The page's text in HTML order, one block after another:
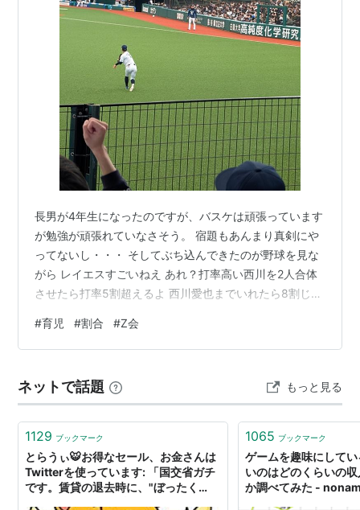
長男が4年生になったのですが、バスケは頑張っています
が勉強が頑張れていなさそう。 宿題もあんまり真剣にや
ってないし・・・ そしてぶち込んできたのが野球を見な
がら レイエスすごいねえ あれ？打率高い西川を2人合体
させたら打率5割超えるよ 西川愛也までいれたら8割じゃ
んです。おもろいから ただ、おもろいこと言うやんって
返したら え？？足したらそうなる。 って返ってきたので
のです。 ただ、これを口実に 塾は難しいので通信教育か
ら勉強にも興味を持ってもらおうかなと。 とりあえず進
研ゼミかZ会か…
#育児 #割合 #Z会
ネットで話題 もっと見る
1129 ブックマーク
とらうぃ🐯お得なセール、お金さんは
Twitterを使っています: 「国交省ガチ
です。賃貸の退去時に、"ぼったく
1065 ブックマーク
ゲームを趣味にして
いのはどのくらいの
か調べてみた -